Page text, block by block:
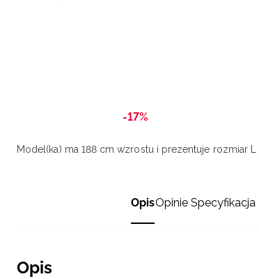
-17%
Model(ka) ma 188 cm wzrostu i prezentuje rozmiar L
OpisOpinie Specyfikacja
Opis